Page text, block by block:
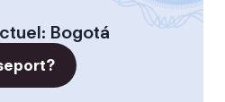
: Bogotá